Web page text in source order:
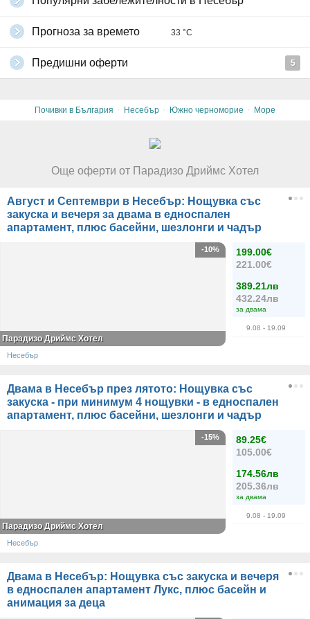
Прогноза за времето 33 °C
Предишни оферти 5
Почивки в България · Несебър · Южно черноморие · Море
Още оферти от Парадизо Дриймс Хотел
Август и Септември в Несебър: Нощувка със
закуска и вечеря за двама в едноспален
апартамент, плюс басейни, шезлонги и чадър
199.00€
221.00€
389.21лв
432.24лв
за двама
9.08 - 19.09
-10%
Парадизо Дриймс Хотел
Несебър
Двама в Несебър през лятото: Нощувка със
закуска - при минимум 4 нощувки - в едноспален
апартамент, плюс басейни, шезлонги и чадър
89.25€
105.00€
174.56лв
205.36лв
за двама
9.08 - 19.09
-15%
Парадизо Дриймс Хотел
Несебър
Двама в Несебър: Нощувка със закуска и вечеря
в едноспален апартамент Лукс, плюс басейн и
анимация за деца